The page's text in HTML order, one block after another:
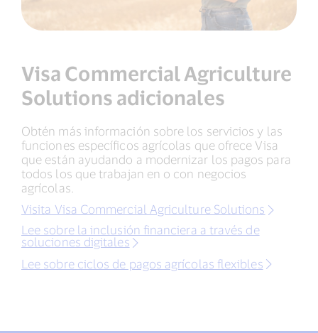
Visa Commercial Agriculture
Solutions adicionales
Obtén más información sobre los servicios y las
funciones específicos agrícolas que ofrece Visa
que están ayudando a modernizar los pagos para
todos los que trabajan en o con negocios
agrícolas.
Visita Visa Commercial Agriculture Solutions
Lee sobre la inclusión financiera a través de
soluciones digitales
Lee sobre ciclos de pagos agrícolas flexibles